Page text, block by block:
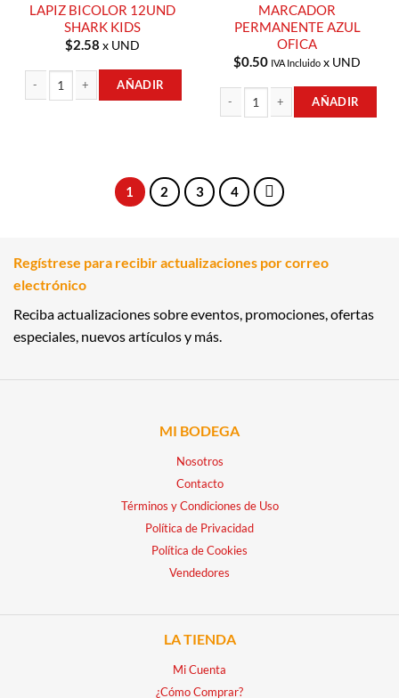
LAPIZ BICOLOR 12UND
SHARK KIDS
$2.58 x UND
AÑADIR
MARCADOR
PERMANENTE AZUL
OFICA
$0.50 IVA Incluido x UND
AÑADIR
1 2 3 4
Regístrese para recibir actualizaciones por correo
electrónico
Reciba actualizaciones sobre eventos, promociones, ofertas
especiales, nuevos artículos y más.
MI BODEGA
Nosotros
Contacto
Términos y Condiciones de Uso
Política de Privacidad
Política de Cookies
Vendedores
LA TIENDA
Mi Cuenta
¿Cómo Comprar?